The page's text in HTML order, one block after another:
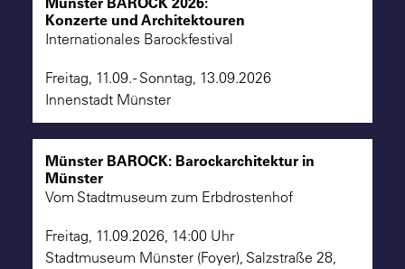
Konzerte und Architektouren
Internationales Barockfestival
Freitag, 11.09. - Sonntag, 13.09.2026
Innenstadt Münster
Münster BAROCK: Barockarchitektur in
Münster
Vom Stadtmuseum zum Erbdrostenhof
Freitag, 11.09.2026, 14:00 Uhr
Stadtmuseum Münster (Foyer), Salzstraße 28,